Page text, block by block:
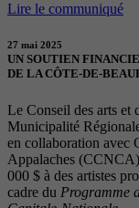
Lire le communiqué
27 mai 2025
UN SOUTIEN
DE LA CÔTE-DE-
Le Conseil des arts et
Municipalité
en collaboration avec
Appalaches
000 $ à des artistes
cadre du Programme